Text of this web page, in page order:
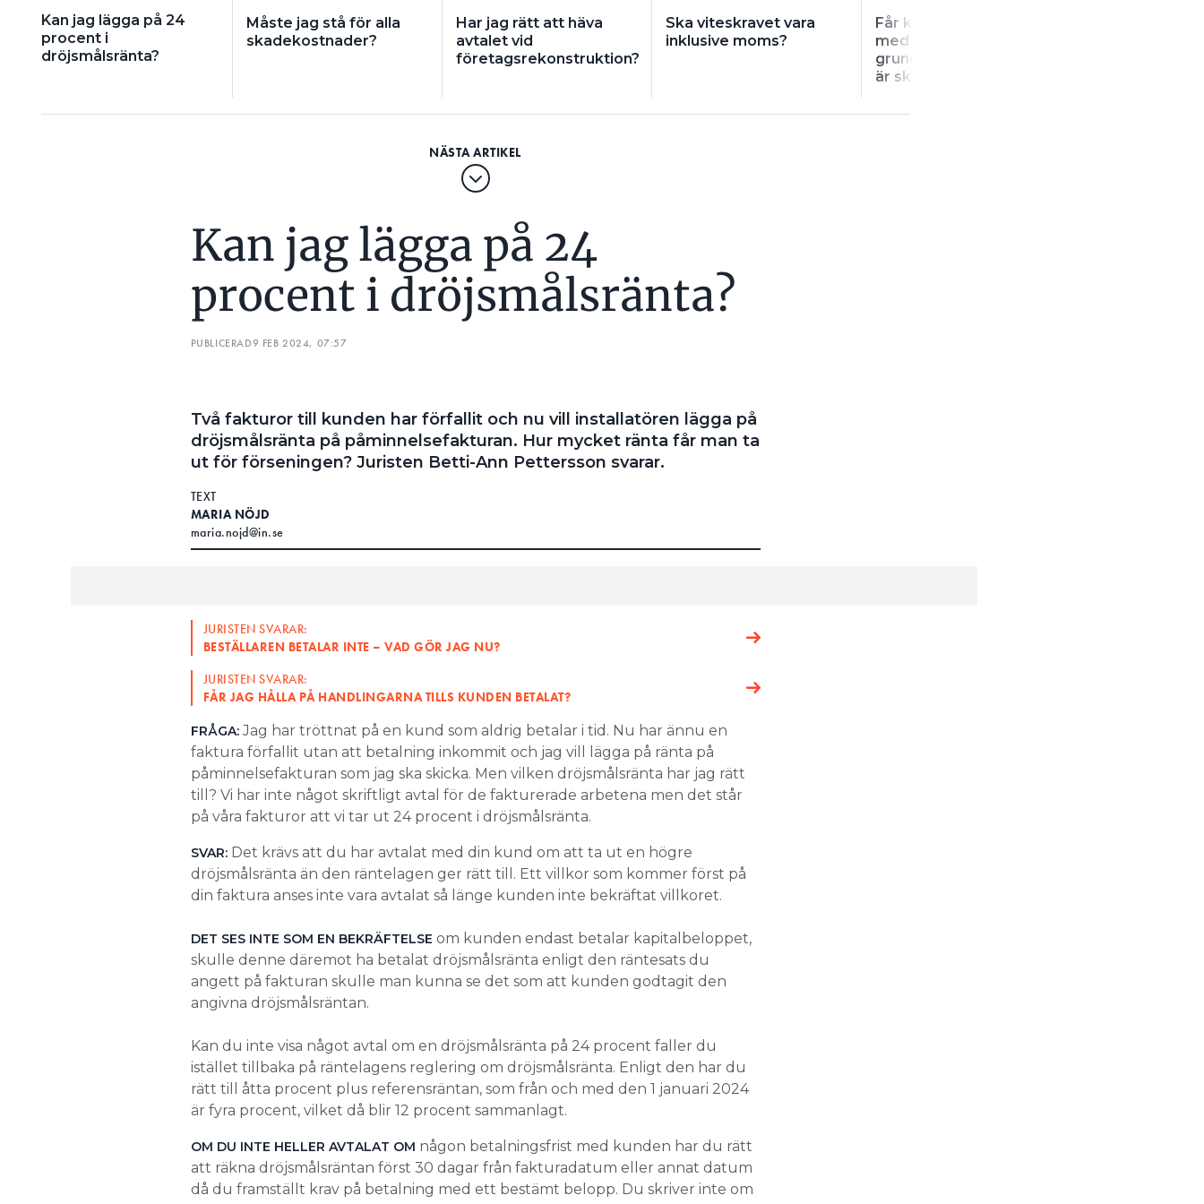
Kan jag lägga på 24
procent i
dröjsmålsränta?
Måste jag stå för alla
skadekostnader?
Har jag rätt att häva
avtalet vid
företagsrekonstruktion?
Ska viteskravet vara
inklusive moms?
Får kunden hålla inne
med hela betalningen på
grund av att en armatur
är skadad?
Kan jag lägga på 24
procent i dröjsmålsränta?
PUBLICERAD9 FEB 2024, 07:57
Två fakturor till kunden har förfallit och nu vill installatören lägga på
dröjsmålsränta på påminnelsefakturan. Hur mycket ränta får man ta
ut för förseningen? Juristen Betti-Ann Pettersson svarar.
TEXT
MARIA NÖJD
maria.nojd@in.se
JURISTEN SVARAR:
BESTÄLLAREN BETALAR INTE – VAD GÖR JAG NU?
JURISTEN SVARAR:
FÅR JAG HÅLLA PÅ HANDLINGARNA TILLS KUNDEN BETALAT?
FRÅGA:Jag har tröttnat på en kund som aldrig betalar i tid. Nu har ännu en
faktura förfallit utan att betalning inkommit och jag vill lägga på ränta på
påminnelsefakturan som jag ska skicka. Men vilken dröjsmålsränta har jag rätt
till? Vi har inte något skriftligt avtal för de fakturerade arbetena men det står
på våra fakturor att vi tar ut 24 procent i dröjsmålsränta.
SVAR:Det krävs att du har avtalat med din kund om att ta ut en högre
dröjsmålsränta än den räntelagen ger rätt till. Ett villkor som kommer först på
din faktura anses inte vara avtalat så länge kunden inte bekräftat villkoret.
DET SES INTE SOM EN BEKRÄFTELSE om kunden endast betalar kapitalbeloppet,
skulle denne däremot ha betalat dröjsmålsränta enligt den räntesats du
angett på fakturan skulle man kunna se det som att kunden godtagit den
angivna dröjsmålsräntan.
Kan du inte visa något avtal om en dröjsmålsränta på 24 procent faller du
istället tillbaka på räntelagens reglering om dröjsmålsränta. Enligt den har du
rätt till åtta procent plus referensräntan, som från och med den 1 januari 2024
är fyra procent, vilket då blir 12 procent sammanlagt.
OM DU INTE HELLER AVTALAT OM någon betalningsfrist med kunden har du rätt
att räkna dröjsmålsräntan först 30 dagar från fakturadatum eller annat datum
då du framställt krav på betalning med ett bestämt belopp. Du skriver inte om